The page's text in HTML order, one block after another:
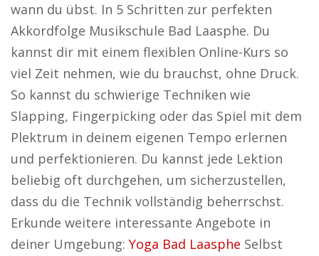
wann du übst. In 5 Schritten zur perfekten
Akkordfolge Musikschule Bad Laasphe. Du
kannst dir mit einem flexiblen Online-Kurs so
viel Zeit nehmen, wie du brauchst, ohne Druck.
So kannst du schwierige Techniken wie
Slapping, Fingerpicking oder das Spiel mit dem
Plektrum in deinem eigenen Tempo erlernen
und perfektionieren. Du kannst jede Lektion
beliebig oft durchgehen, um sicherzustellen,
dass du die Technik vollständig beherrschst.
Erkunde weitere interessante Angebote in
deiner Umgebung: Yoga Bad Laasphe Selbst